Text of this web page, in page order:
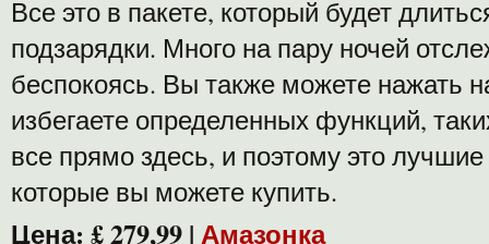
Все это в пакете, который будет
подзарядки. Много на пару ночей
беспокоясь. Вы также можете нажать
избегаете определенных функций,
все прямо здесь, и поэтому это
которые вы можете купить.
Цена: £ 279,99 | Амазонка